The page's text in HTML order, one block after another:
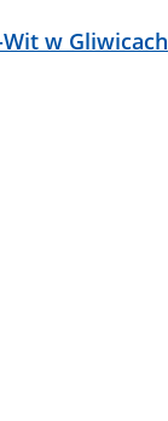
w Gliwicach